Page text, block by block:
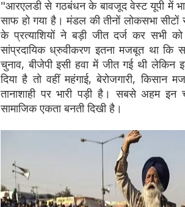
"आरएलडी से गठबंधन के बावजूद वेस्ट यूपी में
साफ हो गया है। मंडल की तीनों लोकसभा
के प्रत्याशियों ने बड़ी जीत दर्ज कर सभी
सांप्रदायिक ध्रुवीकरण इतना मजबूत था कि
चुनाव, बीजेपी इसी हवा में जीत गई थी
दिया है तो वहीं महंगाई, बेरोजगारी,
तानाशाही पर भारी पड़ी है। सबसे अहम
सामाजिक एकता बनती दिखी है।